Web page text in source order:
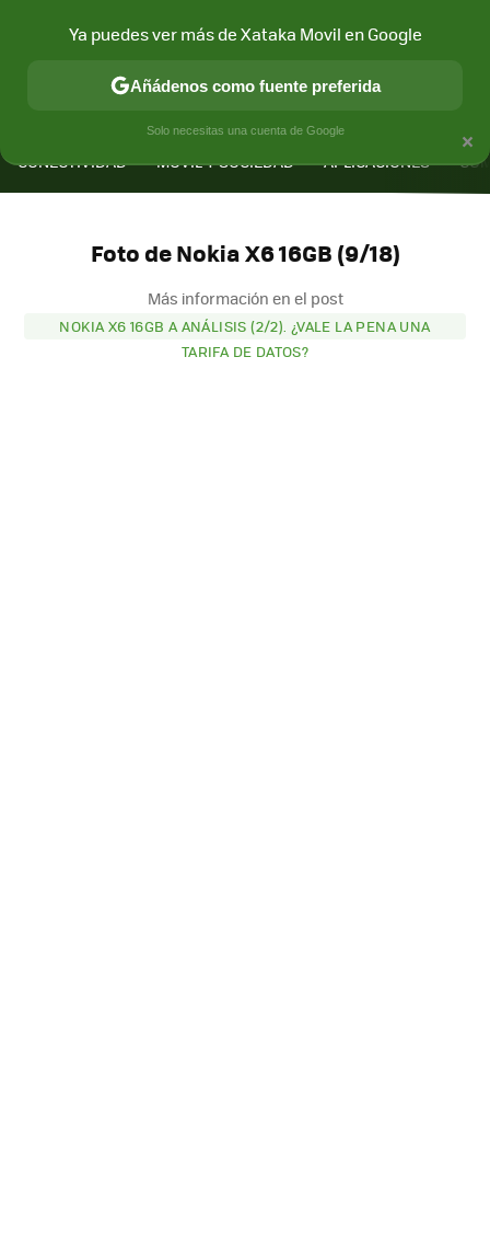
CONECTIVIDAD MÓVIL Y SOCIEDAD APLICACIONES
Foto de Nokia X6 16GB (9/18)
Más información en el post
NOKIA X6 16GB A ANÁLISIS (2/2). ¿VALE LA PENA UNA
TARIFA DE DATOS?
×
Ya puedes ver más de Xataka Movil en Google
Añádenos como fuente preferida
Solo necesitas una cuenta de Google